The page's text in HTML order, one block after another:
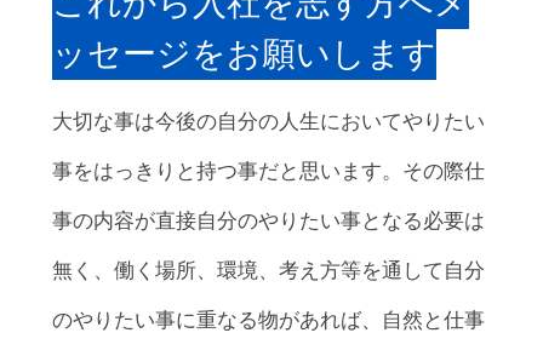
ッセージをお願いします
大切な事は今後の自分の人生においてやりたい
事をはっきりと持つ事だと思います。その際仕
事の内容が直接自分のやりたい事となる必要は
無く、働く場所、環境、考え方等を通して自分
のやりたい事に重なる物があれば、自然と仕事